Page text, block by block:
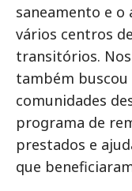
saneamento e o
vários centros
transitórios.
também
comunidades
programa de
prestados e
que